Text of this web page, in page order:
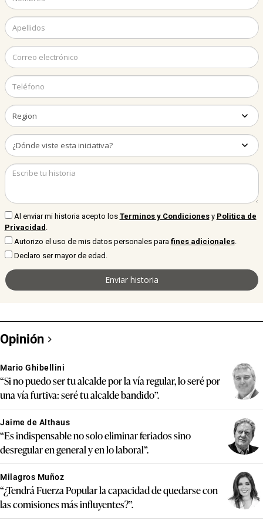
Opinión
Mario Ghibellini
“Si no puedo ser tu alcalde por la vía regular, lo seré por
una vía furtiva: seré tu alcalde bandido”.
Jaime de Althaus
“Es indispensable no solo eliminar feriados sino
desregular en general y en lo laboral”.
Milagros Muñoz
“¿Tendrá Fuerza Popular la capacidad de quedarse con
las comisiones más influyentes?”.